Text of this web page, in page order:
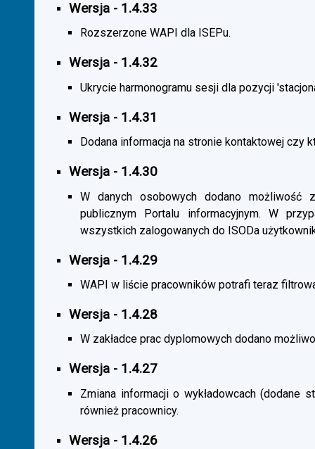
Wersja - 1.4.33
Rozszerzone WAPI dla ISEPu.
Wersja - 1.4.32
Ukrycie harmonogramu sesji dla pozycji
Wersja - 1.4.31
Dodana informacja na stronie kontaktowej czy
Wersja - 1.4.30
W danych osobowych dodano możliwość
publicznym Portalu informacyjnym. W
wszystkich zalogowanych do ISODa
Wersja - 1.4.29
WAPI w liście pracowników potrafi teraz
Wersja - 1.4.28
W zakładce prac dyplomowych dodano
Wersja - 1.4.27
Zmiana informacji o wykładowcach (dodane
również pracownicy.
Wersja - 1.4.26